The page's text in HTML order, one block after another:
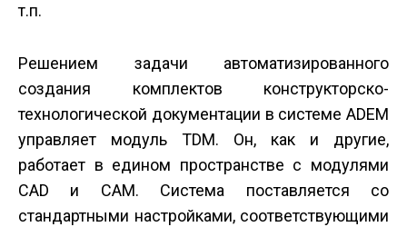
т.п.
Решением задачи автоматизированного
создания комплектов конструкторско-
технологической документации в системе ADEM
управляет модуль TDM. Он, как и другие,
работает в едином пространстве с модулями
CAD и CAM. Система поставляется со
стандартными настройками, соответствующими